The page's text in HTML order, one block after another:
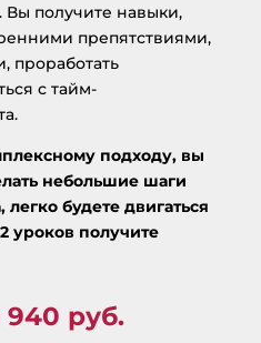
Вы получите навыки,
препятствиями,
проработать
с тайм-
подходу, вы
небольшие шаги
будете двигаться
уроков получите
940 руб.